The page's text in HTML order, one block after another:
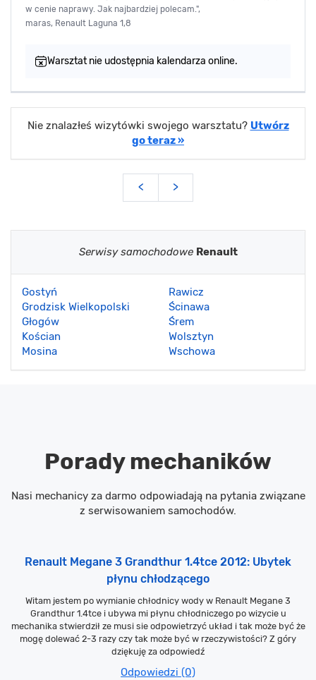
w cenie naprawy. Jak najbardziej polecam.",
maras, Renault Laguna 1,8
Warsztat nie udostępnia kalendarza online.
Nie znalazłeś wizytówki swojego warsztatu? Utwórz
go teraz »
< >
Serwisy samochodowe Renault
Gostyń
Grodzisk Wielkopolski
Głogów
Kościan
Mosina
Rawicz
Ścinawa
Śrem
Wolsztyn
Wschowa
Porady mechaników
Nasi mechanicy za darmo odpowiadają na pytania związane
z serwisowaniem samochodów.
Renault Megane 3 Grandthur 1.4tce 2012: Ubytek
płynu chłodzącego
Witam jestem po wymianie chłodnicy wody w Renault Megane 3
Grandthur 1.4tce i ubywa mi płynu chłodniczego po wizycie u
mechanika stwierdził ze musi sie odpowietrzyć układ i tak może być że
mogę dolewać 2-3 razy czy tak może być w rzeczywistości? Z góry
dziękuję za odpowiedź
Odpowiedzi (0)